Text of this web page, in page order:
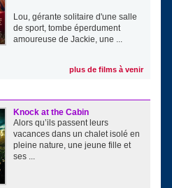
Lou, gérante solitaire d'une salle
de sport, tombe éperdument
amoureuse de Jackie, une ...
plus de films à venir
Knock at the Cabin
Alors qu’ils passent leurs
vacances dans un chalet isolé en
pleine nature, une jeune fille et
ses ...